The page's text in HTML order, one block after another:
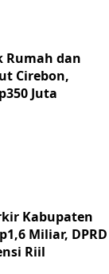
Rumah dan
Cirebon,
Juta
Kabupaten
Miliar, DPRD
Riil